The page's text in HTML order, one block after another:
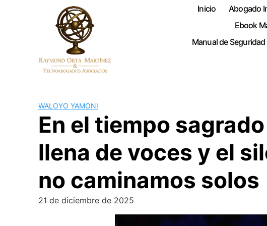
Inicio Abogado
Ebook
Manual de
WALOYO YAMONI
En el tiempo
llena de voces y el
no caminamos solos
21 de diciembre de 2025